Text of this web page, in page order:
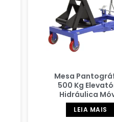
Mesa
500 Kg
Hidráulica
LEIA MAIS